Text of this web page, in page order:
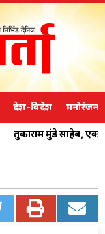
देश-विदेश मनोरंजन
तुकाराम मुंडे साहेब,